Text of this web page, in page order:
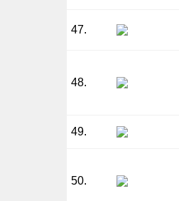
47.
48.
49.
50.